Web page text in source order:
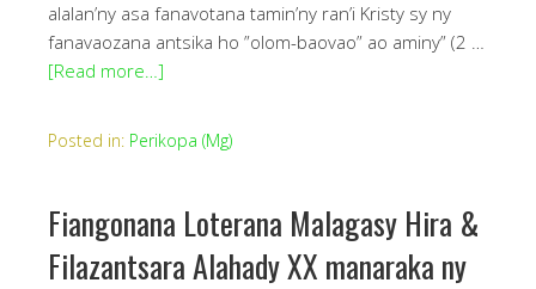
alalan’ny asa fanavotana tamin’ny ran’i Kristy sy ny
fanavaozana antsika ho ”olom-baovao” ao aminy” (2 …
[Read more…]
Posted in: Perikopa (Mg)
Fiangonana Loterana Malagasy Hira &
Filazantsara Alahady XX manaraka ny